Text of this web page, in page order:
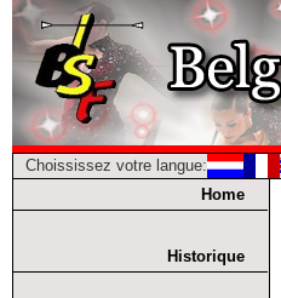
Choississez votre langue:
Home
Historique